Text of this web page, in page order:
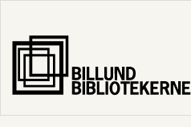
hovedindhold